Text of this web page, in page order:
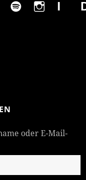
SPOTIFY
oder E-Mail-